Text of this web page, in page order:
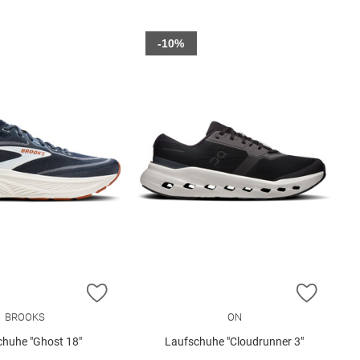
HINZUFÜGEN
BROOKS
"Ghost 18"
ZUR
ON
Laufschuhe "Cloudrunner 3"
-10%